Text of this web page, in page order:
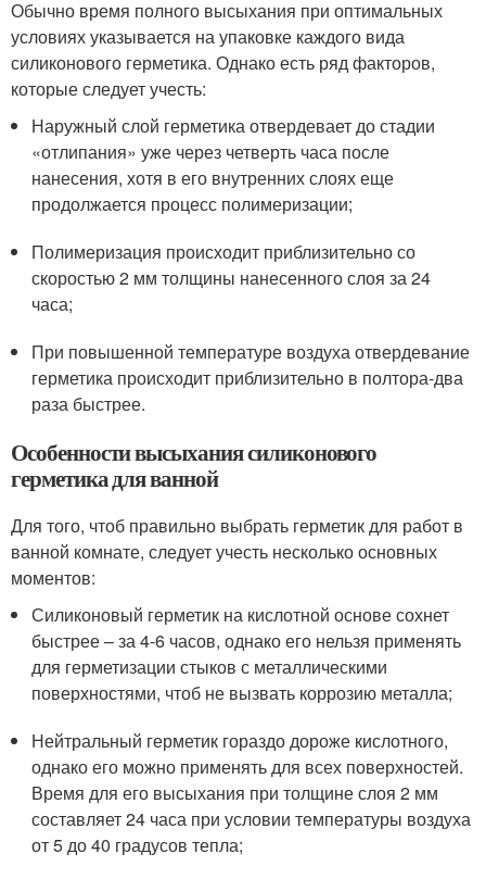
Обычно время полного высыхания при оптимальных
условиях указывается на упаковке каждого вида
силиконового герметика. Однако есть ряд факторов,
которые следует учесть:
Наружный слой герметика отвердевает до стадии
«отлипания» уже через четверть часа после
нанесения, хотя в его внутренних слоях еще
продолжается процесс полимеризации;
Полимеризация происходит приблизительно со
скоростью 2 мм толщины нанесенного слоя за 24
часа;
При повышенной температуре воздуха отвердевание
герметика происходит приблизительно в полтора-два
раза быстрее.
Особенности высыхания силиконового
герметика для ванной
Для того, чтоб правильно выбрать герметик для работ в
ванной комнате, следует учесть несколько основных
моментов:
Силиконовый герметик на кислотной основе сохнет
быстрее – за 4-6 часов, однако его нельзя применять
для герметизации стыков с металлическими
поверхностями, чтоб не вызвать коррозию металла;
Нейтральный герметик гораздо дороже кислотного,
однако его можно применять для всех поверхностей.
Время для его высыхания при толщине слоя 2 мм
составляет 24 часа при условии температуры воздуха
от 5 до 40 градусов тепла;